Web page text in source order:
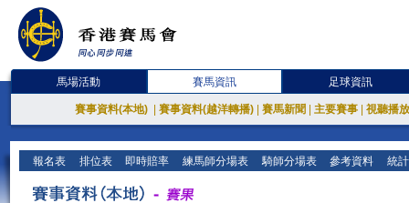
馬場活動 賽馬資訊 足球資訊
賽事資料(本地) 賽事資料(越洋轉播) 賽馬新聞 主要賽事 視聽播
報名表 排位表 即時賠率 練馬師分場表 騎師分場表 參考資料 統